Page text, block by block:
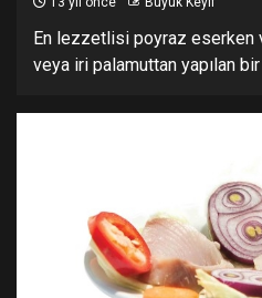
En lezzetlisi poyraz eserken
veya iri palamuttan yapılan bir